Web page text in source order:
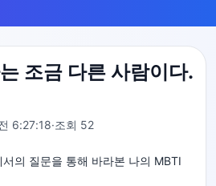
조금 다른 사람이다.
6:27:18·조회 52
의 질문을 통해 바라본 나의 MBTI